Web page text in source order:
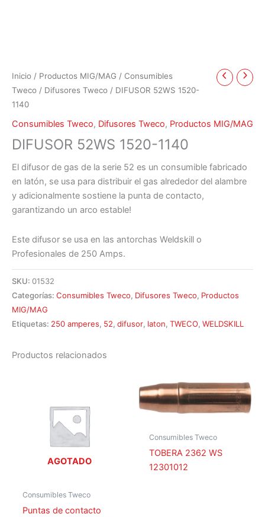
Inicio / Productos MIG/MAG / Consumibles
Tweco / Difusores Tweco / DIFUSOR 52WS 1520-
1140
Consumibles Tweco, Difusores Tweco, Productos MIG/MAG
DIFUSOR 52WS 1520-1140
El difusor de gas de la serie 52 es un consumible fabricado
en latón, se usa para distribuir el gas alrededor del alambre
y adicionalmente sostiene la punta de contacto,
garantizando un arco estable!
Este difusor se usa en las antorchas Weldskill o
Profesionales de 250 Amps.
SKU: 01532
Categorías: Consumibles Tweco, Difusores Tweco, Productos
MIG/MAG
Etiquetas: 250 amperes, 52, difusor, laton, TWECO, WELDSKILL
Productos relacionados
AGOTADO
Consumibles Tweco
Puntas de contacto
Consumibles Tweco
TOBERA 2362 WS
12301012